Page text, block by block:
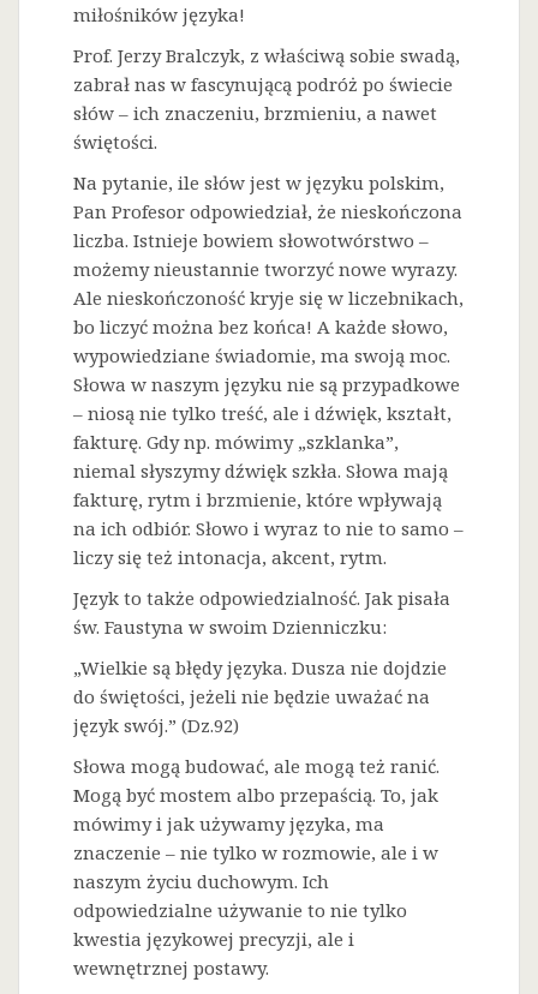
miłośników języka!
Prof. Jerzy Bralczyk, z właściwą sobie swadą,
zabrał nas w fascynującą podróż po świecie
słów – ich znaczeniu, brzmieniu, a nawet
świętości.
Na pytanie, ile słów jest w języku polskim,
Pan Profesor odpowiedział, że nieskończona
liczba. Istnieje bowiem słowotwórstwo –
możemy nieustannie tworzyć nowe wyrazy.
Ale nieskończoność kryje się w liczebnikach,
bo liczyć można bez końca! A każde słowo,
wypowiedziane świadomie, ma swoją moc.
Słowa w naszym języku nie są przypadkowe
– niosą nie tylko treść, ale i dźwięk, kształt,
fakturę. Gdy np. mówimy „szklanka”,
niemal słyszymy dźwięk szkła. Słowa mają
fakturę, rytm i brzmienie, które wpływają
na ich odbiór. Słowo i wyraz to nie to samo –
liczy się też intonacja, akcent, rytm.
Język to także odpowiedzialność. Jak pisała
św. Faustyna w swoim Dzienniczku:
„Wielkie są błędy języka. Dusza nie dojdzie
do świętości, jeżeli nie będzie uważać na
język swój.” (Dz.92)
Słowa mogą budować, ale mogą też ranić.
Mogą być mostem albo przepaścią. To, jak
mówimy i jak używamy języka, ma
znaczenie – nie tylko w rozmowie, ale i w
naszym życiu duchowym. Ich
odpowiedzialne używanie to nie tylko
kwestia językowej precyzji, ale i
wewnętrznej postawy.